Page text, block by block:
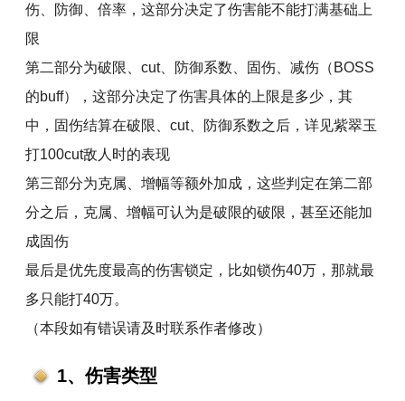
伤、防御、倍率，这部分决定了伤害能不能打满基础上
限
第二部分为破限、cut、防御系数、固伤、减伤（BOSS
的buff），这部分决定了伤害具体的上限是多少，其
中，固伤结算在破限、cut、防御系数之后，详见紫翠玉
打100cut敌人时的表现
第三部分为克属、增幅等额外加成，这些判定在第二部
分之后，克属、增幅可认为是破限的破限，甚至还能加
成固伤
最后是优先度最高的伤害锁定，比如锁伤40万，那就最
多只能打40万。
（本段如有错误请及时联系作者修改）
1、伤害类型